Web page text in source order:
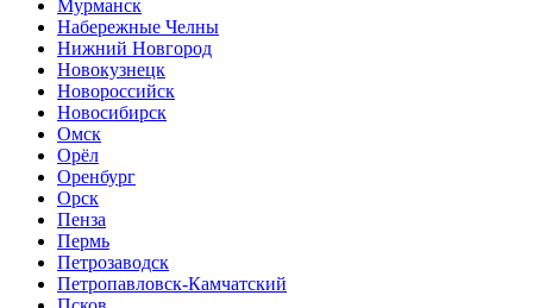
Мурманск
Набережные Челны
Нижний Новгород
Новокузнецк
Новороссийск
Новосибирск
Омск
Орёл
Оренбург
Орск
Пенза
Пермь
Петрозаводск
Петропавловск-Камчатский